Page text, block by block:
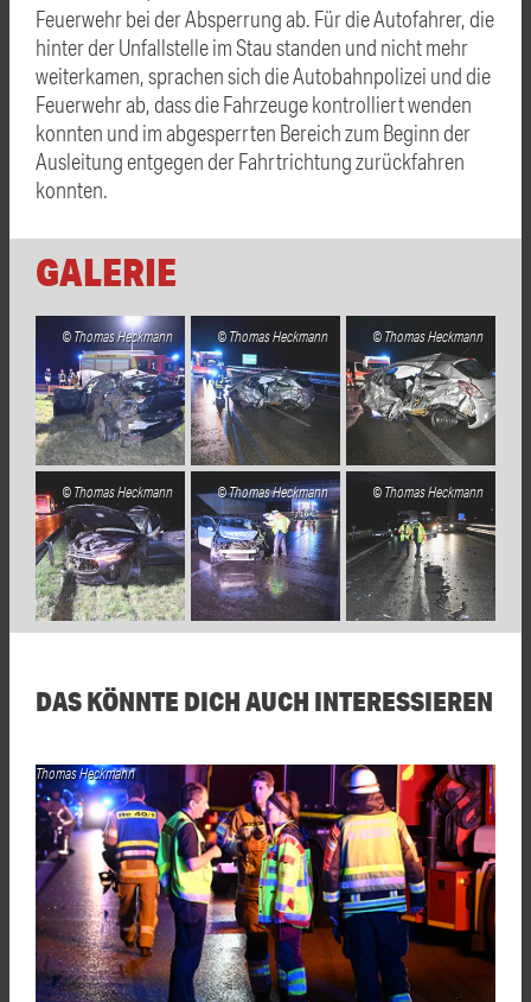
Feuerwehr bei der Absperrung ab. Für die Autofahrer, die
hinter der Unfallstelle im Stau standen und nicht mehr
weiterkamen, sprachen sich die Autobahnpolizei und die
Feuerwehr ab, dass die Fahrzeuge kontrolliert wenden
konnten und im abgesperrten Bereich zum Beginn der
Ausleitung entgegen der Fahrtrichtung zurückfahren
konnten.
GALERIE
Thomas Heckmann Thomas Heckmann Thomas Heckmann
Thomas Heckmann Thomas Heckmann Thomas Heckmann
DAS KÖNNTE DICH AUCH INTERESSIEREN
Thomas Heckmann